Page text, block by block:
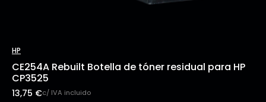
HP
CE254A Rebuilt Botella de tóner residual para HP
CP3525
13,75 €c/ IVA incluido